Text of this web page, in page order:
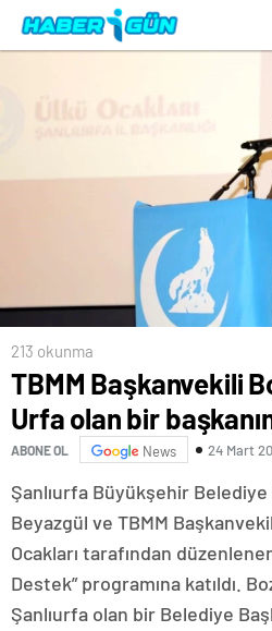
213 okunma
TBMM Başkanvekili
Urfa olan bir
ABONE OL News 24 Mart
Şanlıurfa Büyükşehir Belediye
Beyazgül ve TBMM
Ocakları tarafından
Destek” programına katıldı.
Şanlıurfa olan bir Belediye